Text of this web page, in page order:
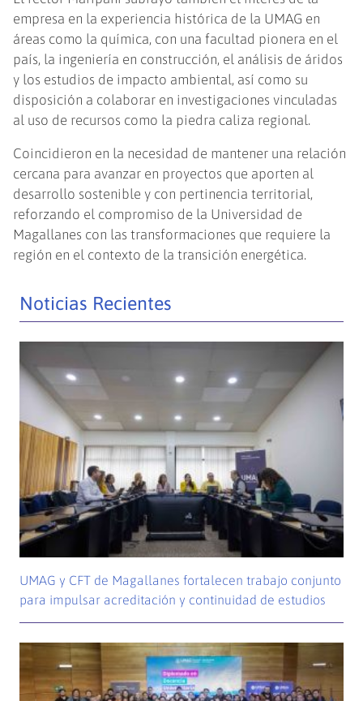
empresa en la experiencia histórica de la UMAG en
áreas como la química, con una facultad pionera en el
país, la ingeniería en construcción, el análisis de áridos
y los estudios de impacto ambiental, así como su
disposición a colaborar en investigaciones vinculadas
al uso de recursos como la piedra caliza regional.
Coincidieron en la necesidad de mantener una relación
cercana para avanzar en proyectos que aporten al
desarrollo sostenible y con pertinencia territorial,
reforzando el compromiso de la Universidad de
Magallanes con las transformaciones que requiere la
región en el contexto de la transición energética.
Noticias Recientes
UMAG y CFT de Magallanes fortalecen trabajo conjunto
para impulsar acreditación y continuidad de estudios